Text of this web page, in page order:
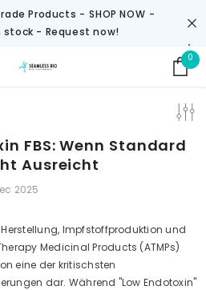
Products - SHOP NOW -
stock - Request now!
0 0
FBS: Wenn Standard
Ausreicht
2025
Impfstoffproduktion und
Medicinal Products (ATMPs)
eine der kritischsten
dar. Während "Low Endotoxin"